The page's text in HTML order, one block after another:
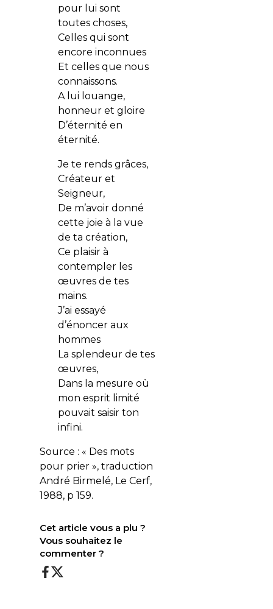
pour lui sont
toutes choses,
Celles qui sont
encore inconnues
Et celles que nous
connaissons.
A lui louange,
honneur et gloire
D’éternité en
éternité.
Je te rends grâces,
Créateur et
Seigneur,
De m’avoir donné
cette joie à la vue
de ta création,
Ce plaisir à
contempler les
œuvres de tes
mains.
J’ai essayé
d’énoncer aux
hommes
La splendeur de tes
œuvres,
Dans la mesure où
mon esprit limité
pouvait saisir ton
infini.
Source : « Des mots
pour prier », traduction
André Birmelé, Le Cerf,
1988, p 159.
Cet article vous a plu ?
Vous souhaitez le
commenter ?